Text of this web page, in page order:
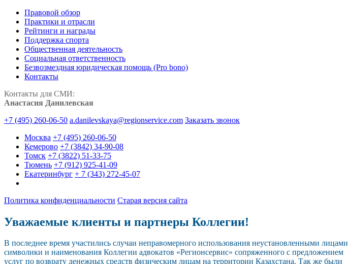
Правовой обзор
Практики и отрасли
Рейтинги и награды
Поддержка спорта
Общественная деятельность
Социальная ответственность
Безвозмездная юридическая помощь (Pro bono)
Контакты
Контакты для СМИ:
Анастасия Данилевская
+7 (495) 260-06-50 a.danilevskaya@regionservice.com Заказать звонок
Москва +7 (495) 260-06-50
Кемерово +7 (3842) 34-90-08
Томск +7 (3822) 51-33-75
Тюмень +7 (912) 925-41-09
Екатеринбург + 7 (343) 272-45-07
Политика конфиденциальности Старая версия сайта
Уважаемые клиенты и партнеры Коллегии!
В последнее время участились случаи неправомерного использования неустановленными лицами
символики и наименования Коллегии адвокатов «Регионсервис» сопряженного с предложением
услуг по возврату денежных средств физическим лицам на территории Казахстана. Так же были